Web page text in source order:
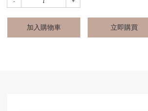
加入購物車 立即購買